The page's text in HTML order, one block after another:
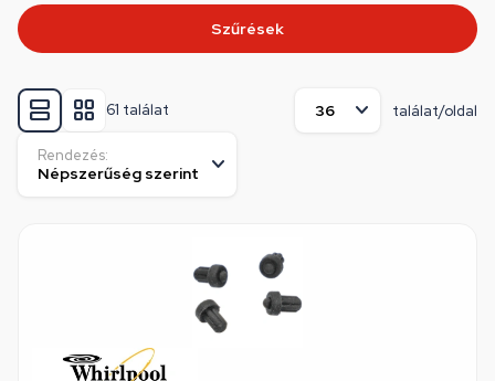
61 találat találat/oldal
Rendezés:
Szűrések